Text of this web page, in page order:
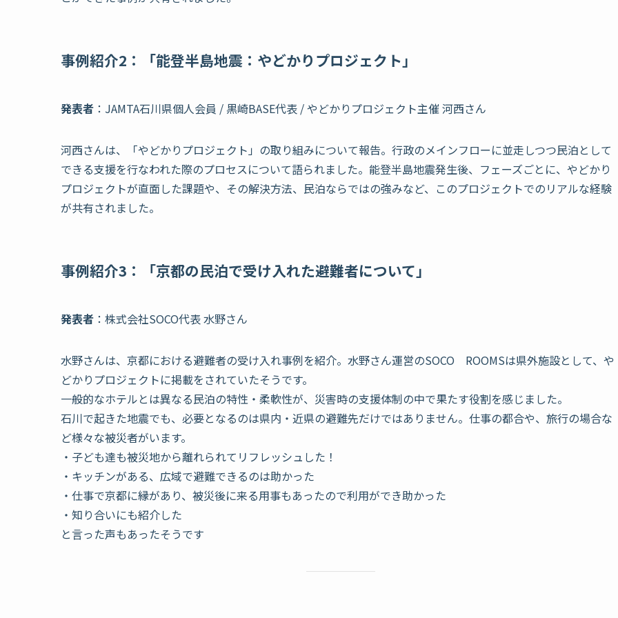
事例紹介2 ：「能登半島地震：やどかりプロジェクト」
発表者 ：JAMTA石川県個人会員 / 黒崎BASE代表 / やどかりプロジェクト主催 河西さん
河西さんは、「やどかりプロジェクト」の取り組みについて報告。行政のメインフローに並走しつつ民泊として
できる支援を行なわれた際のプロセスについて語られました。能登半島地震発生後、フェーズごとに、やどかり
プロジェクトが直面した課題や、その解決方法、民泊ならではの強みなど、このプロジェクトでのリアルな経験
が共有されました。
事例紹介3 ：「京都の民泊で受け入れた避難者について」
発表者 ：株式会社SOCO代表 水野さん
水野さんは、京都における避難者の受け入れ事例を紹介。水野さん運営のSOCO ROOMSは県外施設として、や
どかりプロジェクトに掲載をされていたそうです。
一般的なホテルとは異なる民泊の特性・柔軟性が、災害時の支援体制の中で果たす役割を感じました。
石川で起きた地震でも、必要となるのは県内・近県の避難先だけではありません。仕事の都合や、旅行の場合な
ど様々な被災者がいます。
・子ども達も被災地から離れられてリフレッシュした！
・キッチンがある、広域で避難できるのは助かった
・仕事で京都に縁があり、被災後に来る用事もあったので利用ができ助かった
・知り合いにも紹介した
と言った声もあったそうです